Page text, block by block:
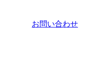
お問い合わせ